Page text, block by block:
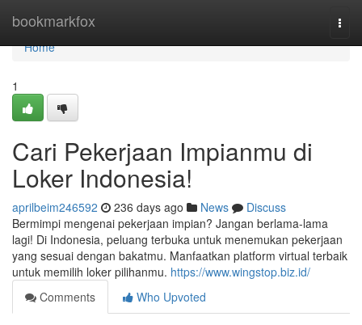
bookmarkfox
Home
Home
1
Cari Pekerjaan Impianmu di
Loker Indonesia!
aprilbeim246592 236 days ago News
Discuss
Bermimpi mengenai pekerjaan impian? Jangan berlama-lama
lagi! Di Indonesia, peluang terbuka untuk menemukan pekerjaan
yang sesuai dengan bakatmu. Manfaatkan platform virtual terbaik
untuk memilih loker pilihanmu. https://www.wingstop.biz.id/
Comments
Who Upvoted